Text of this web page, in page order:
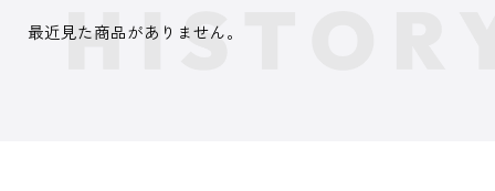
最近見た商品がありません。